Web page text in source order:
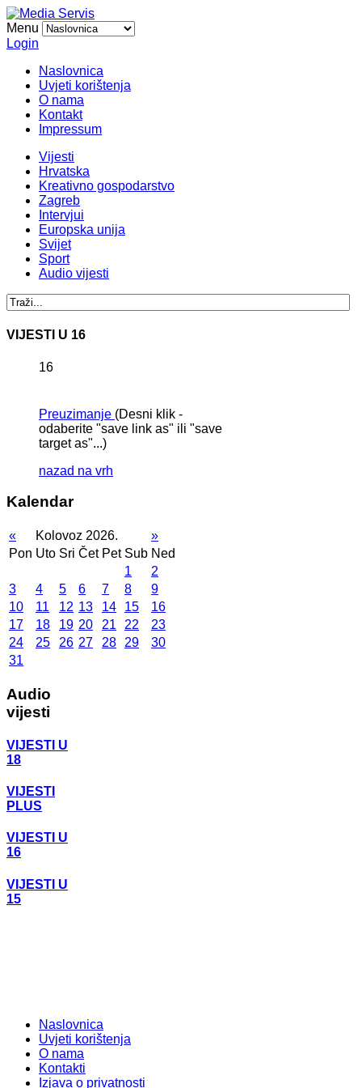
Menu
Login
Naslovnica
Uvjeti korištenja
O nama
Kontakt
Impressum
Vijesti
Hrvatska
Kreativno gospodarstvo
Zagreb
Intervjui
Europska unija
Svijet
Sport
Audio vijesti
VIJESTI U 16
16
Preuzimanje (Desni klik -
odaberite "save link as" ili "save
target as"...)
nazad na vrh
Kalendar
« Kolovoz 2026.
»
Pon Uto Sri Čet Pet Sub Ned
1
2
3
4 5 6 7 8
9
10
11 12 13 14 15
16
17
18 19 20 21 22
23
24
25 26 27 28 29
30
31
Audio
vijesti
VIJESTI U
18
VIJESTI
PLUS
VIJESTI U
16
VIJESTI U
15
Naslovnica
Uvjeti korištenja
O nama
Kontakti
Izjava o privatnosti